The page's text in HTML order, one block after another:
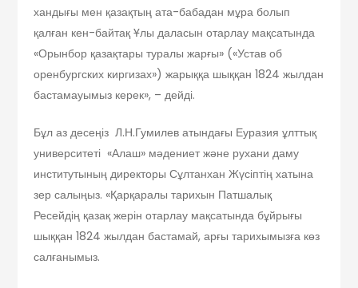
хандығы мен қазақтың ата-бабадан мұра болып
қалған кен-байтақ Ұлы даласын отарлау мақсатында
«Орынбор қазақтары туралы жарғы» («Устав об
оренбургских киргизах») жарыққа шыққан 1824 жылдан
бастамауымыз керек», – дейді.
Бұл аз десеңіз Л.Н.Гумилев атындағы Еуразия ұлттық
университеті «Алаш» мәдениет және рухани даму
институтының директоры Сұлтанхан Жүсіптің хатына
зер салыңыз. «Қарқаралы тарихын Патшалық
Ресейдің қазақ жерін отарлау мақсатында бұйрығы
шыққан 1824 жылдан бастамай, арғы тарихымызға көз
салғанымыз.